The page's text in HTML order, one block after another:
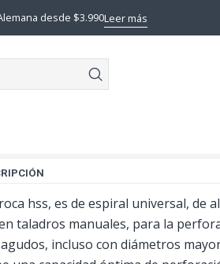
desde $3.990Leer más
Hss Sprint Master
Alpen 6mm X2
hss, es de espiral universal, de
taladros manuales, para la
incluso con diámetros